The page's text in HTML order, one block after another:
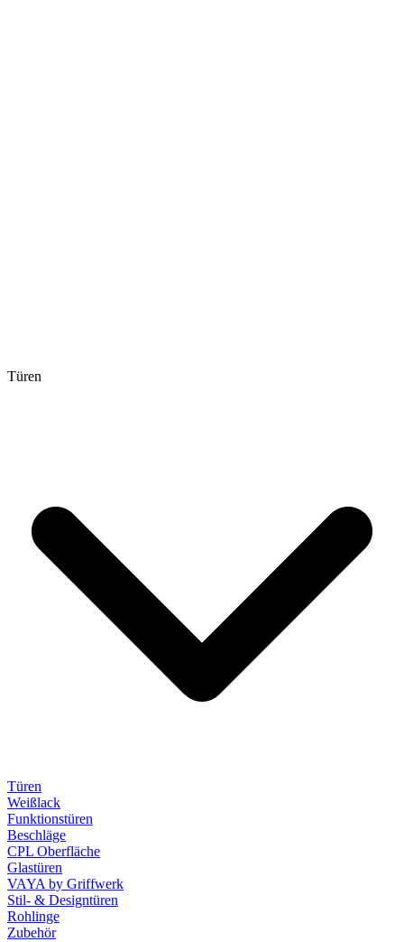
Türen
Türen
Weißlack
Funktionstüren
Beschläge
CPL Oberfläche
Glastüren
VAYA by Griffwerk
Stil- & Designtüren
Rohlinge
Zubehör